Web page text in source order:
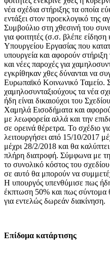
νέα σχέδια στήριξης τα οποία
εντάξει στον προεκλογικό
Συμβούλιο στη χθεσινή του
για φοιτητές (σ.σ. βλέπε
Υπουργείου Εργασίας που
υπουργεία και αφορούν
και νέες παροχές για
εγκρίθηκαν χθες δύνανται να
Ευρωπαϊκό Κοινωνικό Ταμείο.
χαμηλοσυνταξιούχους τα νέα
ήδη είναι δικαιούχοι του
Χαμηλά Εισοδήματα και
με λεωφορεία αλλά και την
σε ορεινά θέρετρα. Το σχέδιο
λειτουργήσει από 15/10/2017
μέχρι 28/2/2018 και θα
πλήρη διατροφή. Σύμφωνα με
το συνολικό κόστος του
σε αυτό θα μπορούν να
Η υπουργός υπενθύμισε πως
έκπτωση 50% και πως σύντομα
για εντελώς δωρεάν διακίνηση.
Επίδομα κατάρτισης